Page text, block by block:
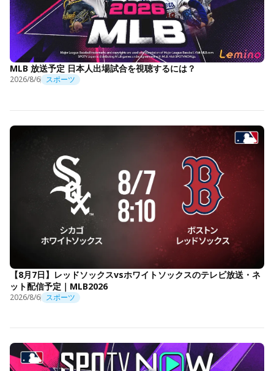
MLB 放送予定 日本人出場試合を視聴するには？
2026/8/6 スポーツ
【8月7日】レッドソックスvsホワイトソックスのテレビ放送・ネ
ット配信予定｜MLB2026
2026/8/6 スポーツ